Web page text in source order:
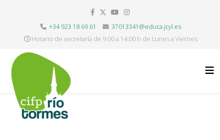
+34 923 18 69 61
37013341@educa.jcyl.es
Horario de secretaría de 9:00 a 14:00 h de Lunes a Viernes